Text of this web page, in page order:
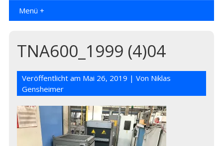
Menü +
TNA600_1999 (4)04
Veröffentlicht am Mai 26, 2019 | Von Niklas
Gensheimer